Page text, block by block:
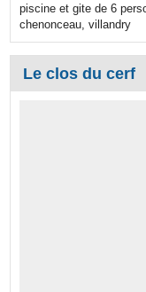
piscine et gite de 6
chenonceau, villandry
Le clos du cerf